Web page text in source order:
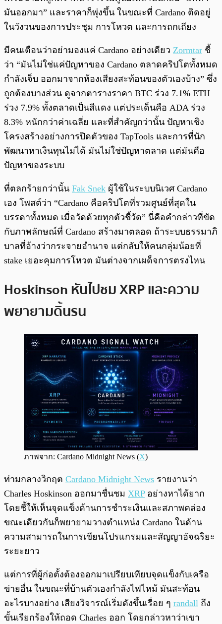
มันออกมา” และราคาก็พุ่งขึ้น ในขณะที่ Cardano ติดอยู่
ในวังวนของการประชุม การโหวต และการถกเถียง
มีคนเตือนว่าอย่ามองแค่ Cardano อย่างเดียว Zormtar ชี้
ว่า “มันไม่ใช่แค่ปัญหาของ Cardano ตลาดคริปโตทั้งหมด
กำลังเจ็บ ออกมาจากห้องเสียงสะท้อนของตัวเองบ้าง” ซึ่ง
ถูกต้องบางส่วน ดูจากตารางราคา BTC ร่วง 7.1% ETH
ร่วง 7.9% ทั้งตลาดเป็นสีแดง แต่ประเด็นคือ ADA ร่วง
8.3% หนักกว่าค่าเฉลี่ย และที่สำคัญกว่านั้น ปัญหาเชิง
โครงสร้างอย่างการปิดตัวของ TapTools และการที่นัก
พัฒนาหาเงินทุนไม่ได้ มันไม่ใช่ปัญหาตลาด แต่มันคือ
ปัญหาของระบบ
ที่ตลกร้ายกว่านั้น Fak Snek ผู้ใช้ในระบบนิเวศ Cardano
เอง โพสต์ว่า “Cardano คือคริปโตที่รวมศูนย์ที่สุดใน
บรรดาทั้งหมด เมื่อวัดด้วยทุกตัวชี้วัด” นี่คือคำกล่าวที่ขัด
กับภาพลักษณ์ที่ Cardano สร้างมาตลอด ถ้าระบบธรรมาภิ
บาลที่อ้างว่ากระจายอำนาจ แต่กลับให้คนกลุ่มน้อยที่
stake เยอะคุมการโหวต มันต่างจากเผด็จการตรงไหน
Hoskinson หันไปชม XRP และความ
พยายามดิ้นรน
ภาพจาก: Cardano Midnight News (X)
ท่ามกลางวิกฤต Cardano Midnight News รายงานว่า
Charles Hoskinson ออกมาชื่นชม XRPอย่างหาได้ยาก
โดยชี้ให้เห็นจุดแข็งด้านการชำระเงินและสภาพคล่อง
ขณะเดียวกันก็พยายามวางตำแหน่ง Cardano ในด้าน
ความสามารถในการเขียนโปรแกรมและสัญญาอัจฉริยะ
ระยะยาว
แต่การที่ผู้ก่อตั้งต้องออกมาเปรียบเทียบจุดแข็งกับเครือ
ข่ายอื่น ในขณะที่บ้านตัวเองกำลังไฟไหม้ มันสะท้อน
อะไรบางอย่าง เสียงวิจารณ์เริ่มดังขึ้นเรื่อย ๆ randall ถึง
ขั้นเรียกร้องให้ถอด Charles ออก โดยกล่าวหาว่าเขา